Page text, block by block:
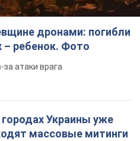
дронами: погибли
– ребенок. Фото
атаки врага
Украины уже
массовые митинги